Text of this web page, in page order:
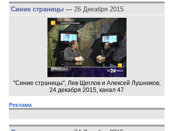
Синие страницы — 26 Декабря 2015
"Синие страницы", Лев Щеглов и Алексей Лушников,
24 декабря 2015, канал 47
Реклама